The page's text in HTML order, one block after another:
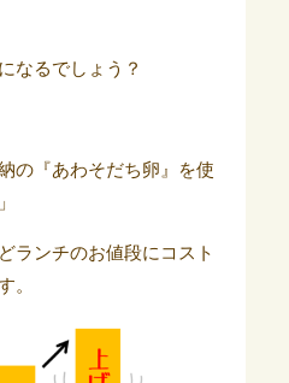
なるでしょう？
の『あわそだち卵』を使
ランチのお値段にコスト
。